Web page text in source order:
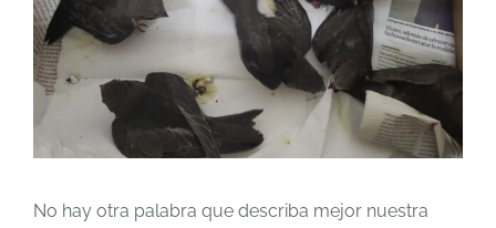
No hay otra palabra que describa mejor nuestra